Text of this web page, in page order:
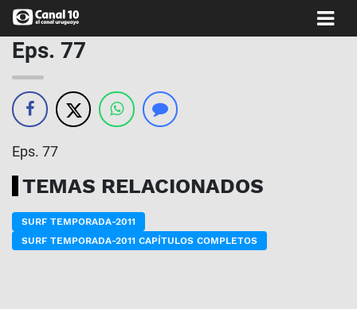
Eps. 77
Eps. 77
TEMAS RELACIONADOS
SURF TEMPORADA-2011
SURF TEMPORADA-2011 CAPÍTULOS COMPLETOS